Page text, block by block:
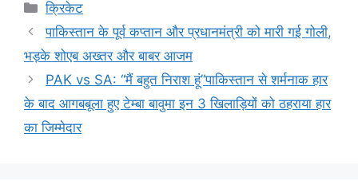
Categories
क्रिकेट
पाकिस्तान के पूर्व कप्तान और प्रधानमंत्री को मारी गई गोली,
भड़के शोएब अख्तर और बाबर आजम
PAK vs SA: “मैं बहुत निराश हूं”पाकिस्तान से शर्मनाक हार
के बाद आगबबूला हुए टेम्बा बावुमा इन 3 खिलाड़ियों को ठहराया हार
का जिम्मेदार